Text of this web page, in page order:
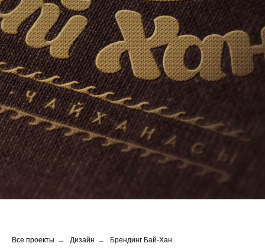
Все проекты → Дизайн → Брендинг Бай-Хан